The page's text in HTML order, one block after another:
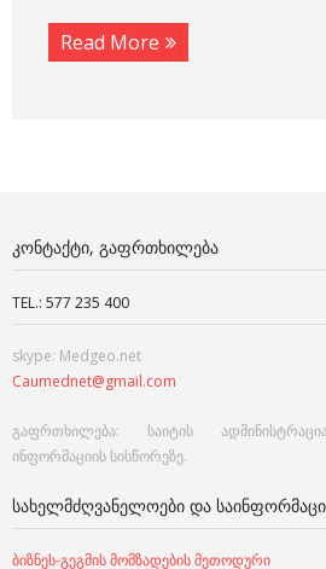
Read More
ᲙᲝᲜᲢᲐᲥᲢᲘ, ᲒᲐᲤᲠᲗᲮᲘᲚᲔᲑᲐ
TEL.: 577 235 400
skype: Medgeo.net
Caumednet@gmail.com
გაფრთხილება: საიტის
ინფორმაციის სისწორეზე.
ᲡᲐᲮᲔᲚᲛᲫᲦᲕᲐᲜᲔᲚᲝᲔᲑᲘ ᲓᲐ
ბიზნეს-გეგმის მომზადების მეთოდური